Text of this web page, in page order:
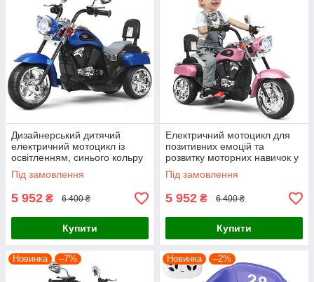
Дизайнерський дитячий
електричний мотоцикл із
освітленням, синього кольру
Під замовлення
5 952 ₴ 6 400 ₴
Купити
Електричний мотоцикл для
позитивних емоцій та
розвитку моторних навичок у
дітей віком від 3 років
Під замовлення
5 952 ₴ 6 400 ₴
Купити
Новинка –7% Новинка –2%